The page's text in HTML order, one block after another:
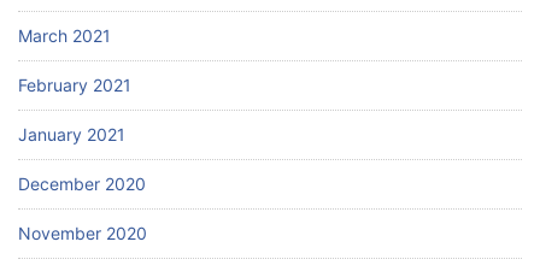
March 2021
February 2021
January 2021
December 2020
November 2020